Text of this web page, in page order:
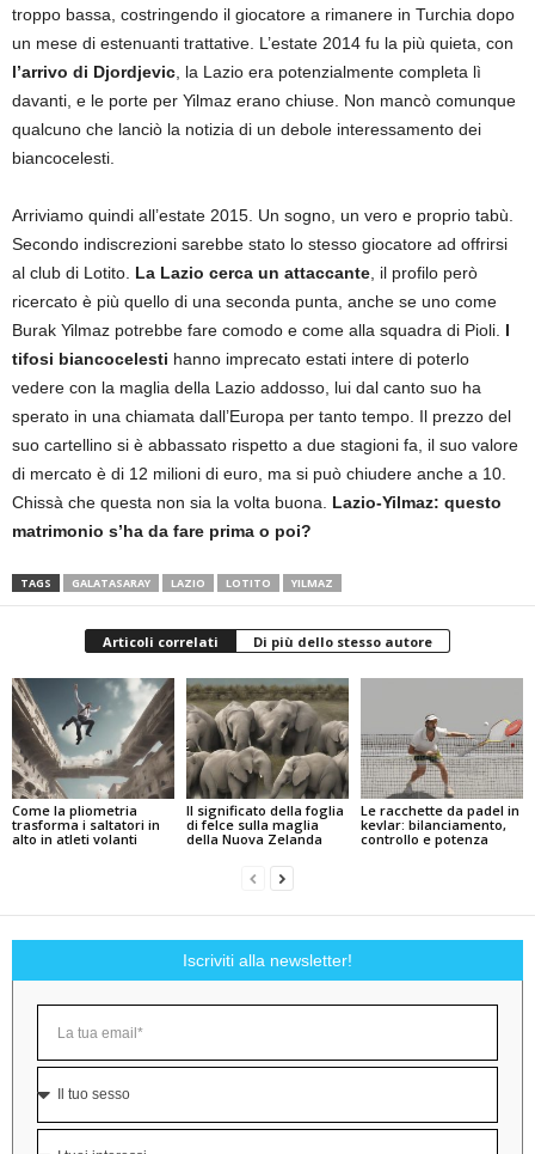
troppo bassa, costringendo il giocatore a rimanere in Turchia dopo
un mese di estenuanti trattative. L’estate 2014 fu la più quieta, con
l’arrivo di Djordjevic , la Lazio era potenzialmente completa lì
davanti, e le porte per Yilmaz erano chiuse. Non mancò comunque
qualcuno che lanciò la notizia di un debole interessamento dei
biancocelesti.
Arriviamo quindi all’estate 2015. Un sogno, un vero e proprio tabù.
Secondo indiscrezioni sarebbe stato lo stesso giocatore ad offrirsi
al club di Lotito. La Lazio cerca un attaccante , il profilo però
ricercato è più quello di una seconda punta, anche se uno come
Burak Yilmaz potrebbe fare comodo e come alla squadra di Pioli. I
tifosi biancocelesti hanno imprecato estati intere di poterlo
vedere con la maglia della Lazio addosso, lui dal canto suo ha
sperato in una chiamata dall’Europa per tanto tempo. Il prezzo del
suo cartellino si è abbassato rispetto a due stagioni fa, il suo valore
di mercato è di 12 milioni di euro, ma si può chiudere anche a 10.
Chissà che questa non sia la volta buona. Lazio-Yilmaz: questo
matrimonio s’ha da fare prima o poi?
TAGS GALATASARAY LAZIO LOTITO YILMAZ
Articoli correlati Di più dello stesso autore
Come la pliometria
trasforma i saltatori in
alto in atleti volanti
Il significato della foglia
di felce sulla maglia
della Nuova Zelanda
Le racchette da padel in
kevlar: bilanciamento,
controllo e potenza
Iscriviti alla newsletter!